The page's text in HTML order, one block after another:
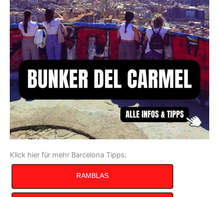
Klick hier für mehr Barcelona Tipps:
RAMBLAS